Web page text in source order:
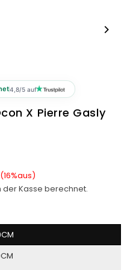
4,8/5 auf
X Pierre Gasly
(16%aus)
der Kasse berechnet.